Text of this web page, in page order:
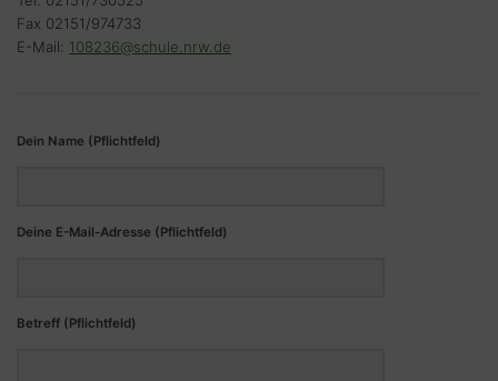
Fax 02151/974733
E-Mail: 108236@schule.nrw.de
Dein Name (Pflichtfeld)
Deine E-Mail-Adresse (Pflichtfeld)
Betreff (Pflichtfeld)